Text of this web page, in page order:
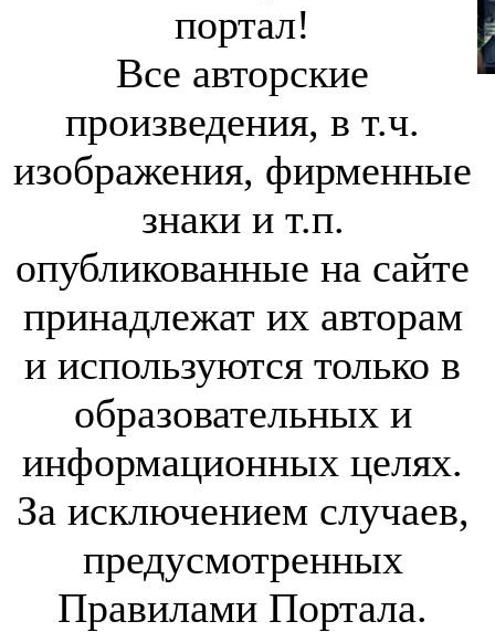
портал!
Все авторские
произведения, в т.ч.
изображения, фирменные
знаки и т.п.
опубликованные на сайте
принадлежат их авторам
и используются только в
образовательных и
информационных целях.
За исключением случаев,
предусмотренных
Правилами Портала.